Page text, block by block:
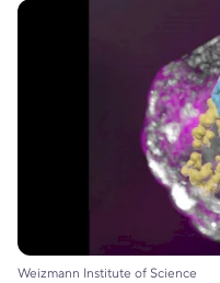
Weizmann Institute of Science